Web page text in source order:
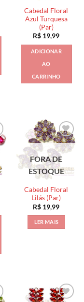
Cabedal Floral
Azul Turquesa
(Par)
R$ 19,99
ADICIONAR
AO
CARRINHO
FORA DE
ESTOQUE
Cabedal Floral
Lilás (Par)
R$ 19,99
LER MAIS